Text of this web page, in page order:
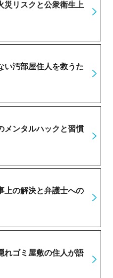
災リスクと公衆衛生上
い汚部屋住人を救うた
メンタルハックと習慣
上の解決と弁護士への
れゴミ屋敷の住人が語